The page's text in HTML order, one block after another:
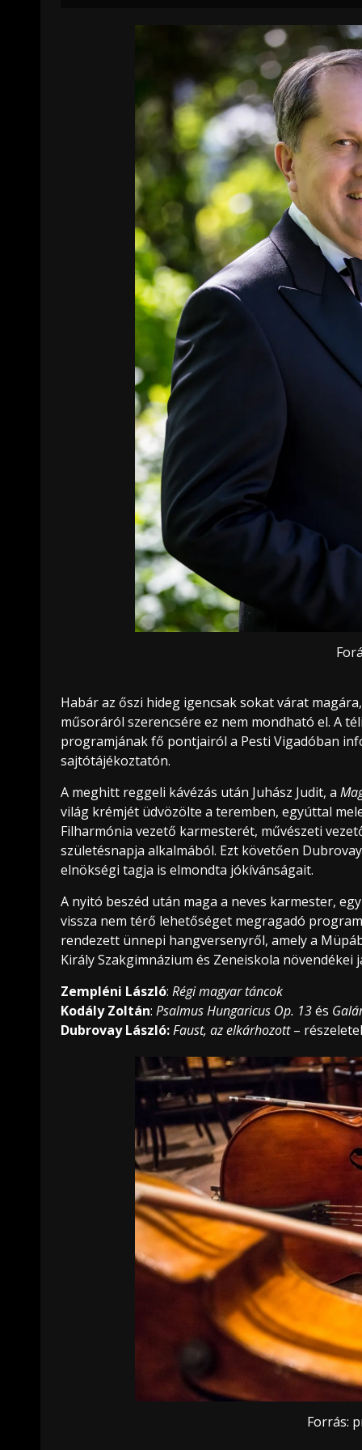
Habár az őszi hideg igencsak sokat várat
műsoráról szerencsére ez nem mondható el. A
programjának fő pontjairól a Pesti Vigadóban
sajtótájékoztatón.
A meghitt reggeli kávézás után Juhász Judit, a
világ krémjét üdvözölte a teremben, egyúttal
Filharmónia vezető karmesterét, művészeti
születésnapja alkalmából. Ezt követően
elnökségi tagja is elmondta jókívánságait.
A nyitó beszéd után maga a neves karmester,
vissza nem térő lehetőséget megragadó
rendezett ünnepi hangversenyről, amely a
Király Szakgimnázium és Zeneiskola
Zempléni László: Régi magyar táncok
Kodály Zoltán: Psalmus Hungaricus Op. 13és
Dubrovay László:Faust, az elkárhozott–
Forrás: